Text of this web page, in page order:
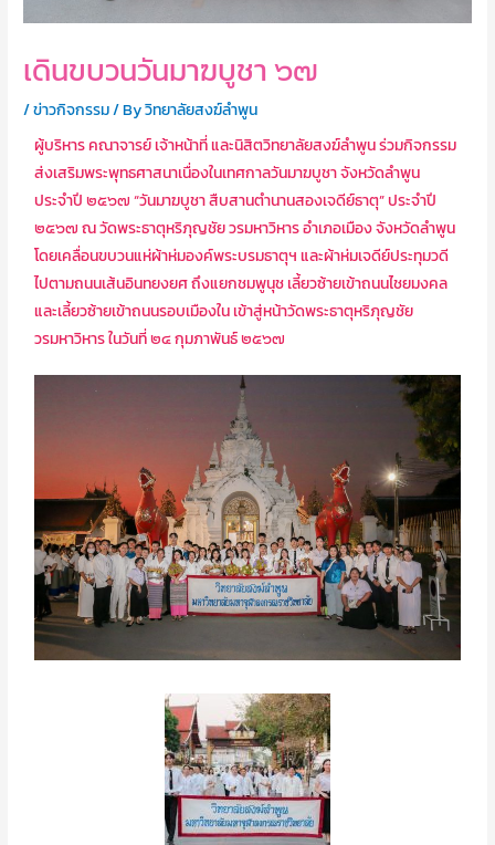
เดินขบวนวันมาฆบูชา ๖๗
/ข่าวกิจกรรม/ Byวิทยาลัยสงฆ์ลำพูน
ผู้บริหาร คณาจารย์ เจ้าหน้าที่ และนิสิตวิทยาลัยสงฆ์ลำพูน ร่วมกิจกรรม
ส่งเสริมพระพุทธศาสนาเนื่องในเทศกาลวันมาฆบูชา จังหวัดลำพูน
ประจำปี ๒๕๖๗ “วันมาฆบูชา สืบสานตำนานสองเจดีย์ธาตุ” ประจำปี
๒๕๖๗ ณ วัดพระธาตุหริภุญชัย วรมหาวิหาร อำเภอเมือง จังหวัดลำพูน
โดยเคลื่อนขบวนแห่ผ้าห่มองค์พระบรมธาตุฯ และผ้าห่มเจดีย์ประทุมวดี
ไปตามถนนเส้นอินทยงยศ ถึงแยกชมพูนุช เลี้ยวซ้ายเข้าถนนไชยมงคล
และเลี้ยวซ้ายเข้าถนนรอบเมืองใน เข้าสู่หน้าวัดพระธาตุหริภุญชัย
วรมหาวิหาร ในวันที่ ๒๔ กุมภาพันธ์ ๒๕๖๗